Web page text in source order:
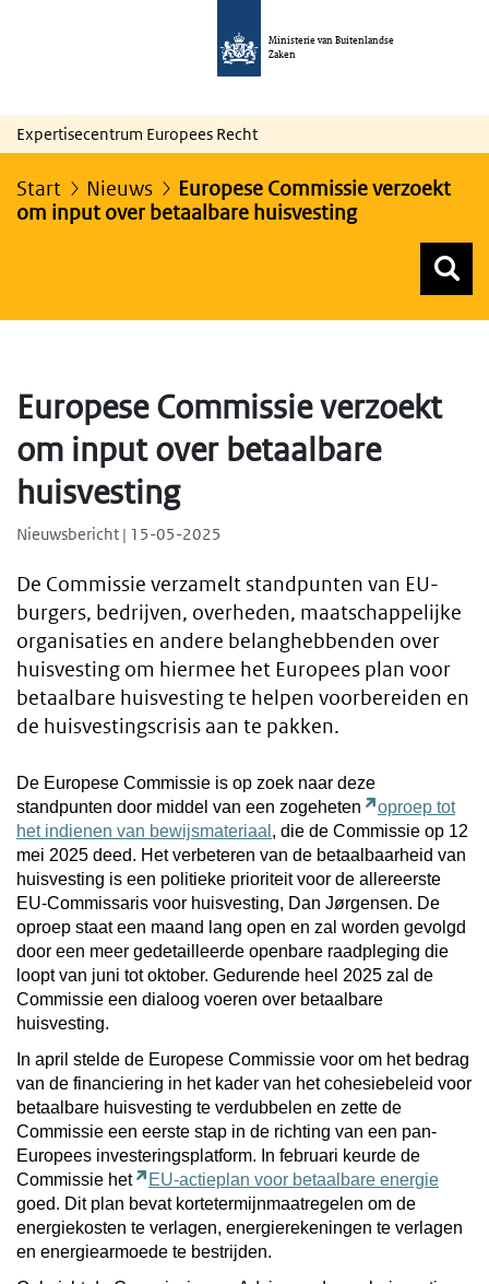
Ministerie van Buitenlandse
Zaken
Expertisecentrum Europees Recht
Start Nieuws
Europese Commissie verzoekt
om input over betaalbare huisvesting
Europese Commissie verzoekt
om input over betaalbare
huisvesting
Nieuwsbericht | 15-05-2025
De Commissie verzamelt standpunten van EU-
burgers, bedrijven, overheden, maatschappelijke
organisaties en andere belanghebbenden over
huisvesting om hiermee het Europees plan voor
betaalbare huisvesting te helpen voorbereiden en
de huisvestingscrisis aan te pakken.
De Europese Commissie is op zoek naar deze
standpunten door middel van een zogeheten
oproep tot
het indienen van bewijsmateriaal , die de Commissie op 12
mei 2025 deed. Het verbeteren van de betaalbaarheid van
huisvesting is een politieke prioriteit voor de allereerste
EU-Commissaris voor huisvesting, Dan Jørgensen. De
oproep staat een maand lang open en zal worden gevolgd
door een meer gedetailleerde openbare raadpleging die
loopt van juni tot oktober. Gedurende heel 2025 zal de
Commissie een dialoog voeren over betaalbare
huisvesting.
In april stelde de Europese Commissie voor om het bedrag
van de financiering in het kader van het cohesiebeleid voor
betaalbare huisvesting te verdubbelen en zette de
Commissie een eerste stap in de richting van een pan-
Europees investeringsplatform. In februari keurde de
Commissie het
EU-actieplan voor betaalbare energie
goed. Dit plan bevat kortetermijnmaatregelen om de
energiekosten te verlagen, energierekeningen te verlagen
en energiearmoede te bestrijden.